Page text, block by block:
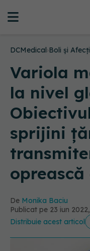
DCMedical›Boli și
Variola
la nivel
sprijini
De Monika Baciu
Publicat pe 23 iun
Distribuie acest articol